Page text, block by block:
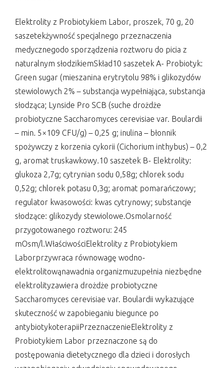
Elektrolity z Probiotykiem Labor, proszek, 70 g, 20
saszetekżywność specjalnego przeznaczenia
medycznegodo sporządzenia roztworu do picia z
naturalnym słodzikiemSkład10 saszetek A- Probiotyk:
Green sugar (mieszanina erytrytolu 98% i glikozydów
stewiolowych 2% – substancja wypełniająca, substancja
słodząca; Lynside Pro SCB (suche drożdże
probiotyczne Saccharomyces cerevisiae var. Boulardii
– min. 5×109 CFU/g) – 0,25 g; inulina – błonnik
spożywczy z korzenia cykorii (Cichorium inthybus) – 0,2
g, aromat truskawkowy.10 saszetek B- Elektrolity:
glukoza 2,7g; cytrynian sodu 0,58g; chlorek sodu
0,52g; chlorek potasu 0,3g; aromat pomarańczowy;
regulator kwasowości: kwas cytrynowy; substancje
słodzące: glikozydy stewiolowe.Osmolarność
przygotowanego roztworu: 245
mOsm/l.WłaściwościElektrolity z Probiotykiem
Laborprzywraca równowagę wodno-
elektrolitowąnawadnia organizmuzupełnia niezbędne
elektrolityzawiera drożdże probiotyczne
Saccharomyces cerevisiae var. Boulardii wykazujące
skuteczność w zapobieganiu biegunce po
antybiotykoterapiiPrzeznaczenieElektrolity z
Probiotykiem Labor przeznaczone są do
postępowania dietetycznego dla dzieci i dorosłych